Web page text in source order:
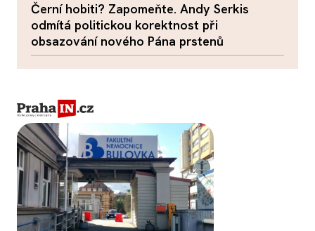
Černí hobiti? Zapomeňte. Andy Serkis
odmítá politickou korektnost při
obsazování nového Pána prstenů